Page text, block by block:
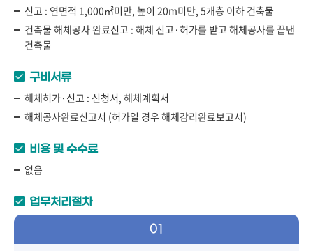
신고 : 연면적 1,000㎡미만, 높이 20m미만, 5개층 이하 건축물
건축물 해체공사 완료신고 : 해체 신고·허가를 받고 해체공사를 끝낸
건축물
구비서류
해체허가·신고 : 신청서, 해체계획서
해체공사완료신고서 (허가일 경우 해체감리완료보고서)
비용 및 수수료
없음
업무처리절차
01